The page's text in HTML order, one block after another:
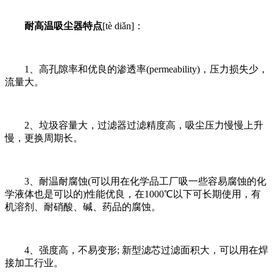
耐高温吸尘器特点[tè diǎn]：
1、高孔隙率和优良的渗透率(permeability)，压力损失少，
流量大。
2、垃圾容量大，过滤器过滤精度高，吸尘压力慢慢上升
慢，更换周期长。
3、耐温耐腐蚀(可以用在化学品工厂吸一些容易腐蚀的化
学液体也是可以的)性能优良，在1000℃以下可长期使用，有
机溶剂、耐硝酸、碱、药品的腐蚀。
4、强度高，不易变形; 新型滤芯过滤面积大，可以用在焊
接加工行业。